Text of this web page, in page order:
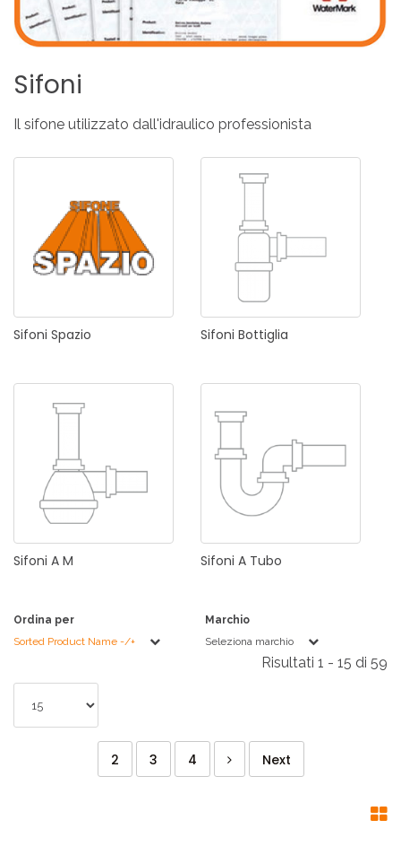
Sifoni
Il sifone utilizzato dall'idraulico professionista
Sifoni Spazio Sifoni Bottiglia
Sifoni A M Sifoni A Tubo
Ordina per
Sorted Product Name -/+
Marchio
Seleziona marchio
Risultati 1 - 15 di 59
2 3 4 Next